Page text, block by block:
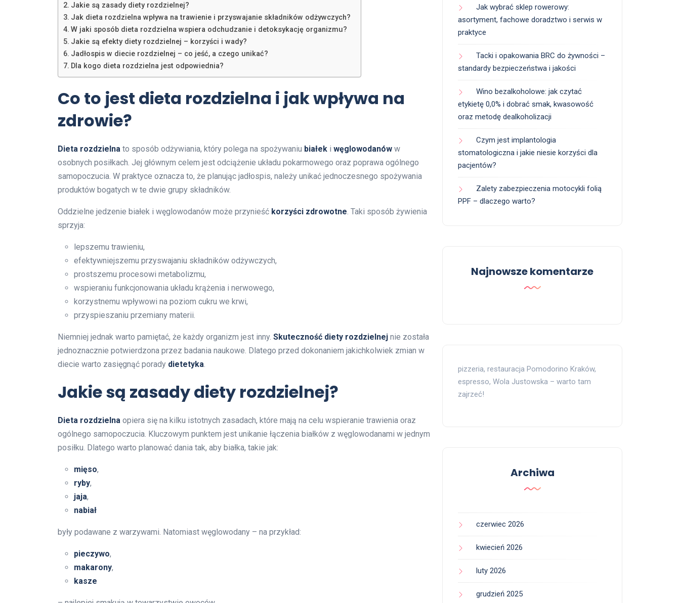
Jakie są zasady diety rozdzielnej?
Jak dieta rozdzielna wpływa na trawienie i przyswajanie składników odżywczych?
W jaki sposób dieta rozdzielna wspiera odchudzanie i detoksykację organizmu?
Jakie są efekty diety rozdzielnej – korzyści i wady?
Jadłospis w diecie rozdzielnej – co jeść, a czego unikać?
Dla kogo dieta rozdzielna jest odpowiednia?
Co to jest dieta rozdzielna i jak wpływa na
zdrowie?
Dieta rozdzielna to sposób odżywiania, który polega na spożywaniu białek i węglowodanów w
osobnych posiłkach. Jej głównym celem jest odciążenie układu pokarmowego oraz poprawa ogólnego
samopoczucia. W praktyce oznacza to, że planując jadłospis, należy unikać jednoczesnego spożywania
produktów bogatych w te dwie grupy składników.
Oddzielne jedzenie białek i węglowodanów może przynieść korzyści zdrowotne . Taki sposób żywienia
sprzyja:
lepszemu trawieniu,
efektywniejszemu przyswajaniu składników odżywczych,
prostszemu procesowi metabolizmu,
wspieraniu funkcjonowania układu krążenia i nerwowego,
korzystnemu wpływowi na poziom cukru we krwi,
przyspieszaniu przemiany materii.
Niemniej jednak warto pamiętać, że każdy organizm jest inny. Skuteczność diety rozdzielnej nie została
jednoznacznie potwierdzona przez badania naukowe. Dlatego przed dokonaniem jakichkolwiek zmian w
diecie warto zasięgnąć porady dietetyka
Jakie są zasady diety rozdzielnej?
Dieta rozdzielna opiera się na kilku istotnych zasadach, które mają na celu wspieranie trawienia oraz
ogólnego samopoczucia. Kluczowym punktem jest unikanie łączenia białków z węglowodanami w jednym
posiłku. Dlatego warto planować dania tak, aby białka, takie jak:
mięso,
ryby,
jaja,
nabiał
były podawane z warzywami. Natomiast węglowodany – na przykład:
pieczywo,
makarony,
kasze
Jak wybrać sklep rowerowy:
asortyment, fachowe doradztwo i serwis w
praktyce
Tacki i opakowania BRC do żywności –
standardy bezpieczeństwa i jakości
Wino bezalkoholowe: jak czytać
etykietę 0,0% i dobrać smak, kwasowość
oraz metodę dealkoholizacji
Czym jest implantologia
stomatologiczna i jakie niesie korzyści dla
pacjentów?
Zalety zabezpieczenia motocykli folią
PPF – dlaczego warto?
Najnowsze komentarze
pizzeria, restauracja Pomodorino Kraków,
espresso, Wola Justowska – warto tam
zajrzeć!
Archiwa
czerwiec 2026
kwiecień 2026
luty 2026
grudzień 2025